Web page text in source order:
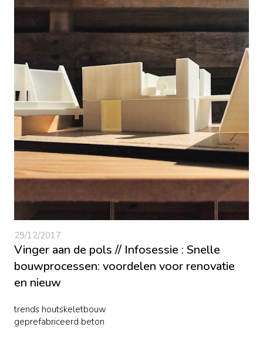
29/12/2017
Vinger aan de pols // Infosessie : Snelle
bouwprocessen: voordelen voor renovatie
en nieuw
trends houtskeletbouw
geprefabriceerd beton